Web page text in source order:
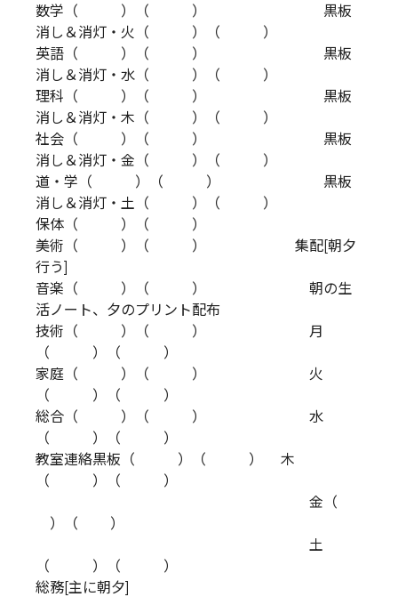
数学（ ）（ ） 黒板
消し＆消灯・火（ ）（ ）
英語（ ）（ ） 黒板
消し＆消灯・水（ ）（ ）
理科（ ）（ ） 黒板
消し＆消灯・木（ ）（ ）
社会（ ）（ ） 黒板
消し＆消灯・金（ ）（ ）
道・学（ ）（ ） 黒板
消し＆消灯・土（ ）（ ）
保体（ ）（ ）
美術（ ）（ ） 集配[朝夕
行う]
音楽（ ）（ ） 朝の生
活ノート、夕のプリント配布
技術（ ）（ ） 月
（ ）（ ）
家庭（ ）（ ） 火
（ ）（ ）
総合（ ）（ ） 水
（ ）（ ）
教室連絡黒板（ ）（ ） 木
（ ）（ ）
金（
）（ ）
土
（ ）（ ）
総務[主に朝夕]